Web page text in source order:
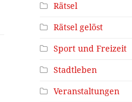
Rätsel
Rätsel gelöst
Sport und Freizeit
Stadtleben
Veranstaltungen